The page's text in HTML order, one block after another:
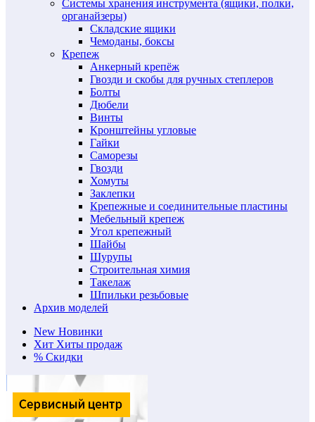
Системы хранения инструмента (ящики, полки,
органайзеры)
Складские ящики
Чемоданы, боксы
Крепеж
Анкерный крепёж
Гвозди и скобы для ручных степлеров
Болты
Дюбели
Винты
Кронштейны угловые
Гайки
Саморезы
Гвозди
Хомуты
Заклепки
Крепежные и соединительные пластины
Мебельный крепеж
Угол крепежный
Шайбы
Шурупы
Строительная химия
Такелаж
Шпильки резьбовые
Архив моделей
New Новинки
Хит Хиты продаж
% Скидки